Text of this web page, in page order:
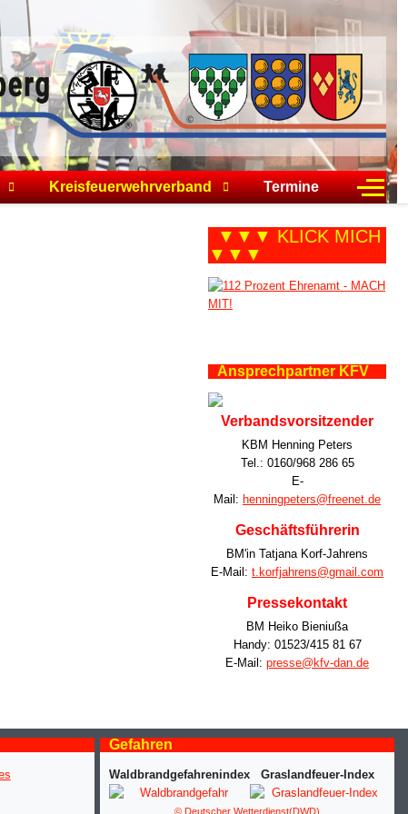
Kreisfeuerwehrverband Termine Off-
▼▼▼ KLICK MICH
▼▼▼
Ansprechpartner KFV
Verbandsvorsitzender
KBM Henning Peters
Tel.: 0160/968 286 65
E-
Mail: henningpeters@freenet.de
Geschäftsführerin
BM'in Tatjana Korf-Jahrens
E-Mail: t.korfjahrens@gmail.com
Pressekontakt
BM Heiko Bieniußa
Handy: 01523/415 81 67
E-Mail: presse@kfv-dan.de
Gefahren
Waldbrandgefahrenindex Graslandfeuer-Index
© Deutscher Wetterdienst(DWD)